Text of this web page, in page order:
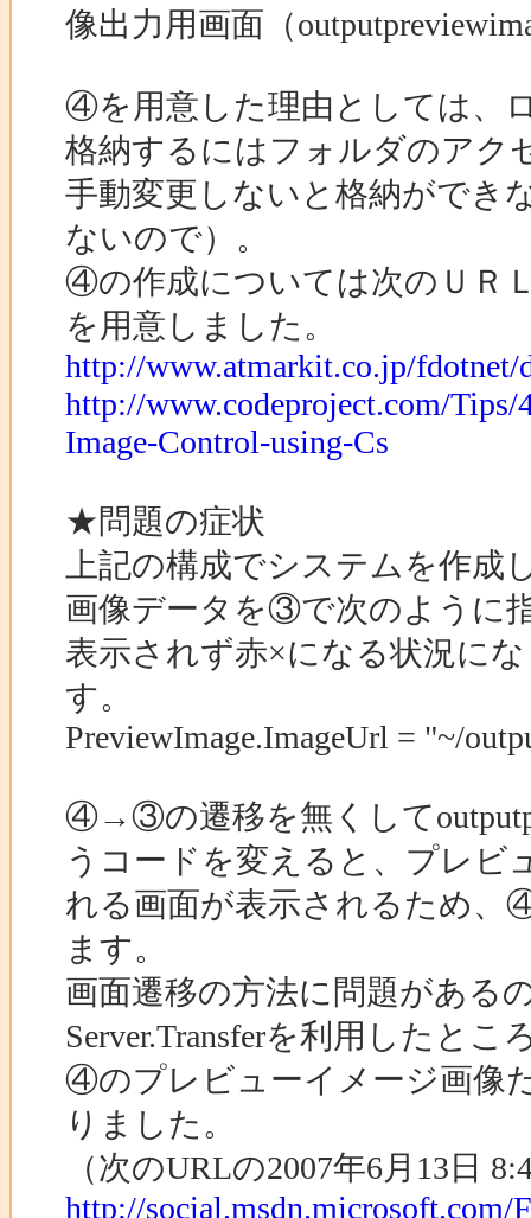
像出力用画面（
④を用意した理由としては、
格納するにはフォルダのアク
手動変更しないと格納ができ
ないので）。
④の作成については次のＵＲ
を用意しました。
http://www.atmarkit.co.jp/fdotnet/
http://www.codeproject.com/
Image-Control-using-Cs
★問題の症状
上記の構成でシステムを作成
画像データを③で次のように
表示されず赤×になる状況に
す。
PreviewImage.ImageUrl = "~/
④→③の遷移を無くして
うコードを変えると、プレビ
れる画面が表示されるため、
ます。
画面遷移の方法に問題があ
Server.Transferを利用したと
④のプレビューイメージ画像
りました。
（次のURLの2007年6月13日
http://social.msdn.microsoft.com/